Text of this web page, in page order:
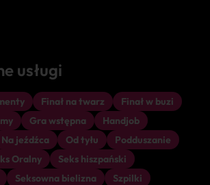
usługi
Finał na twarz
Finał w buzi
Gra wstępna
Handjob
Na jeźdźca Od tyłu
Podduszanie
Oralny
Seks hiszpański
Seksowna bielizna
Szpilki